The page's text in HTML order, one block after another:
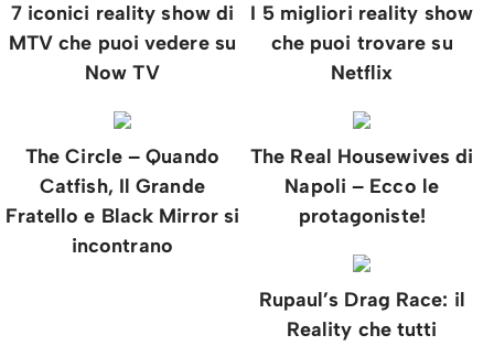
7 iconici reality show di
MTV che puoi vedere su
Now TV
I 5 migliori reality show
che puoi trovare su
Netflix
The Circle – Quando
Catfish, Il Grande
Fratello e Black Mirror si
incontrano
The Real Housewives di
Napoli – Ecco le
protagoniste!
Rupaul’s Drag Race: il
Reality che tutti